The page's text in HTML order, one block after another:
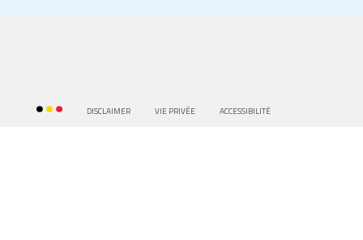
DISCLAIMER VIE PRIVÉE ACCESSIBILITÉ